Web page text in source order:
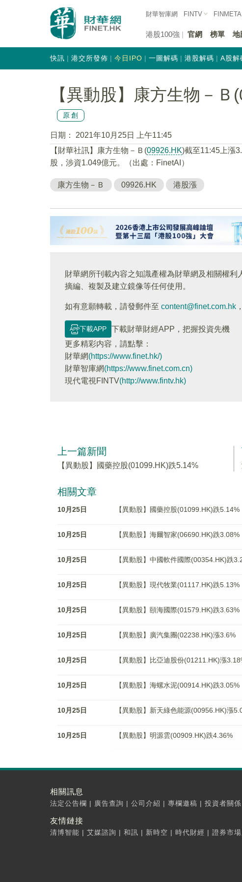
財華智庫網 FINTV FINMETA
港股100強 官網 榜單 地
快訊 港交所發佈 今日IPO 一圖解碼 港股解碼 A股解
【異動股】康方生物－
原創
日期：
2021年10月25日 上午11:45
【財華社訊】康方生物－Ｂ(09926.HK)截至11:45上漲
股，涉資1.049億元。（出處：FinetAI）
康方生物－Ｂ 09926.HK 港股漲
財華網所刊載內容之知識產權為財華網及相關權利
摘編、複製及建立鏡像等任何使用。
如有意願轉載，請發郵件至 content@finet.com.hk
下載APP
下載財華財經APP，把握投資先機
更多精彩内容，請點擊：
財華網(https://www.finet.hk/)
財華智庫網(https://www.finet.com.cn)
現代電視FINTV(http://www.fintv.hk)
上一篇新聞
【異動股】國藥控股(01099.HK)跌5.14%
相關文章
10月25日 【異動股】國藥控股(01099.HK)跌5.14%
10月25日 【異動股】海爾智家(06690.HK)跌3.08%
10月25日 【異動股】中國軟件國際(00354.HK)跌
10月25日 【異動股】現代牧業(01117.HK)跌5.13%
10月25日 【異動股】頤海國際(01579.HK)跌3.63%
10月25日 【異動股】廣汽集團(02238.HK)漲3.6%
10月25日 【異動股】比亞迪股份(01211.HK)漲
10月25日 【異動股】海螺水泥(00914.HK)跌3.05%
10月25日 【異動股】新天綠色能源(00956.HK)漲
10月25日 【異動股】明源雲(00909.HK)跌4.36%
相關訊息
法定公告欄 | 廣告查詢 | 公司介紹 | 專欄邀稿 | 投資者關係
友情鏈接
清博智能 | 艾媒諮詢 | 和訊 | 新時空 | 時代財經 | 證券市場